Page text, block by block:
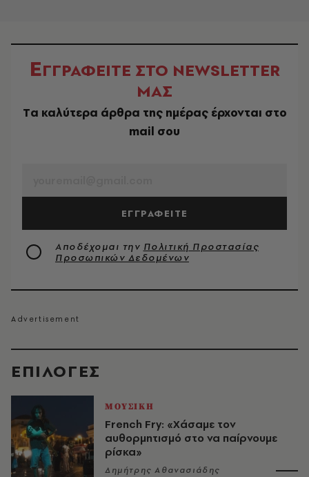
EΠΙΛΟΓΈΣ
ΜΟΥΣΙΚΗ
French Fry: «Χάσαμε τον
αυθορμητισμό στο να παίρνουμε
ρίσκα»
Δημήτρης Αθανασιάδης
ΕΓΓΡΑΦΕΙΤΕ ΣΤΟ NEWSLETTER
ΜΑΣ
Tα καλύτερα άρθρα της ημέρας έρχονται στο
mail σου
ΕΓΓΡΑΦΕΙΤΕ
Αποδέχομαι την Πολιτική Προστασίας
Προσωπικών Δεδομένων